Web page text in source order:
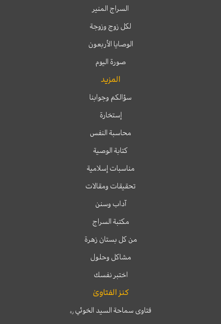
السراج المنير
لكل زوج وزوجة
الوصايا الأربعون
صورة اليوم
المزيد
سؤالكم وجوابنا
إستخارة
محاسبة النفس
كتابة الوصية
مناسبات إسلامية
تحقيقات ومقالات
آداب وسنن
مكتبة السراج
من كل بستان زهرة
مشاكل وحلول
اختبر نفسك
كنز الفتاوىٰ
فتاوى سماحة السيد الخوئيره